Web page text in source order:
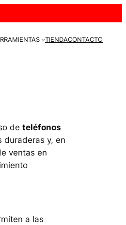
TIENDACONTACTO
de teléfonos
duraderas y, en
ventas en
a las